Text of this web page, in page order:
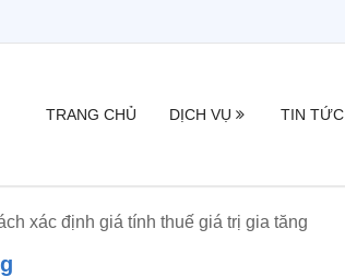
TRANG CHỦ DỊCH VỤ TIN TỨC
xác định giá tính thuế giá trị gia tăng